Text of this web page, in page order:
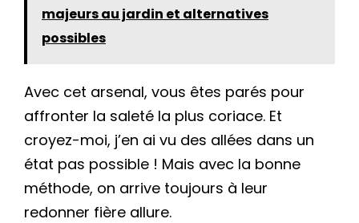
majeurs au jardin et alternatives
possibles
Avec cet arsenal, vous êtes parés pour
affronter la saleté la plus coriace. Et
croyez-moi, j’en ai vu des allées dans un
état pas possible ! Mais avec la bonne
méthode, on arrive toujours à leur
redonner fière allure.